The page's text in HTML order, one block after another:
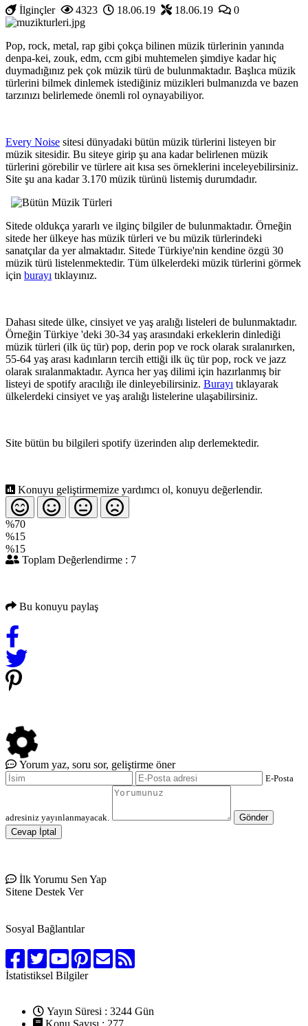
İlginçler 4323 18.06.19 18.06.19 0
Pop, rock, metal, rap gibi çokça bilinen müzik türlerinin yanında
denpa-kei, zouk, edm, ccm gibi muhtemelen şimdiye kadar hiç
duymadığınız pek çok müzik türü de bulunmaktadır. Başlıca müzik
türlerini bilmek dinlemek istediğiniz müzikleri bulmanızda ve bazen
tarzınızı belirlemede önemli rol oynayabiliyor.
Every Noise sitesi dünyadaki bütün müzik türlerini listeyen bir
müzik sitesidir. Bu siteye girip şu ana kadar belirlenen müzik
türlerini görebilir ve türlere ait kısa ses örneklerini inceleyebilirsiniz.
Site şu ana kadar3.170 müzik türünü listemiş durumdadır.
Sitede oldukça yararlı ve ilginç bilgiler de bulunmaktadır. Örneğin
sitede her ülkeye has müzik türleri ve bu müzik türlerindeki
sanatçılar da yer almaktadır. Sitede Türkiye'nin kendine özgü 30
müzik türü listelenmektedir. Tüm ülkelerdeki müzik türlerini görmek
için burayı tıklayınız.
Dahası sitede ülke, cinsiyet ve yaş aralığı listeleri de bulunmaktadır.
Örneğin Türkiye 'deki 30-34 yaş arasındaki erkeklerin dinlediği
müzik türleri (ilk üç tür) pop, derin pop ve rock olarak sıralanırken,
55-64 yaş arası kadınların tercih ettiği ilk üç tür pop, rock ve jazz
olarak sıralanmaktadır. Ayrıca her yaş dilimi için hazırlanmış bir
listeyi de spotify aracılığı ile dinleyebilirsiniz. Burayı tıklayarak
ülkelerdeki cinsiyet ve yaş aralığı listelerine ulaşabilirsiniz.
Site bütün bu bilgileri spotify üzerinden alıp derlemektedir.
Konuyu geliştirmemize yardımcı ol, konuyu değerlendir.
%70
%15
%15
Toplam Değerlendirme : 7
Bu konuyu paylaş
Yorum yaz, soru sor, geliştirme öner
E-Posta
adresiniz yayınlanmayacak.
Gönder
Cevap İptal
İlk Yorumu Sen Yap
Sitene Destek Ver
Sosyal Bağlantılar
İstatistiksel Bilgiler
Yayın Süresi : 3244 Gün
Konu Sayısı : 277